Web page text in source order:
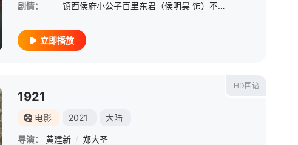
剧情：
镇西侯府小公子百里东君（侯明昊 饰）不学武艺却独好酿酒，只因和年少时的好友叶云有过酒剑成仙的约定。命运使然他拜入了天下第一李长生门下开始学武，邂逅了红颜知己玥瑶（胡连馨 饰），重逢了改名为叶鼎之（
立即播放
HD国语
1921
电影 2021 大陆
导演： 黄建新 / 郑大圣